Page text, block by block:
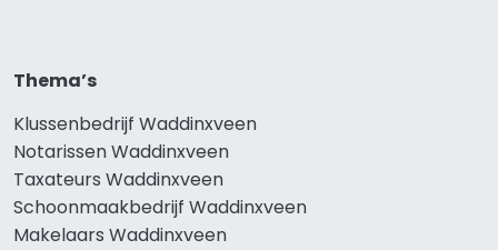
Thema’s
Klussenbedrijf Waddinxveen
Notarissen Waddinxveen
Taxateurs Waddinxveen
Schoonmaakbedrijf Waddinxveen
Makelaars Waddinxveen